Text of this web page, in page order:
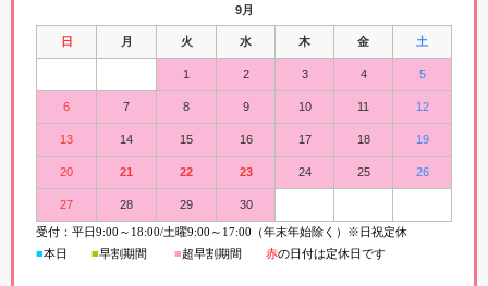
9月
日 月 火 水 木 金 土
1 2 3 4 5
6 7 8 9 10 11 12
13 14 15 16 17 18 19
20 21 22 23 24 25 26
27 28 29 30
受付：平日9:00 ～ 18:00/土曜9:00 ～ 17:00（年末年始除く）※日祝定休
■本日 ■早割期間 ■超早割期間 赤の日付は定休日です